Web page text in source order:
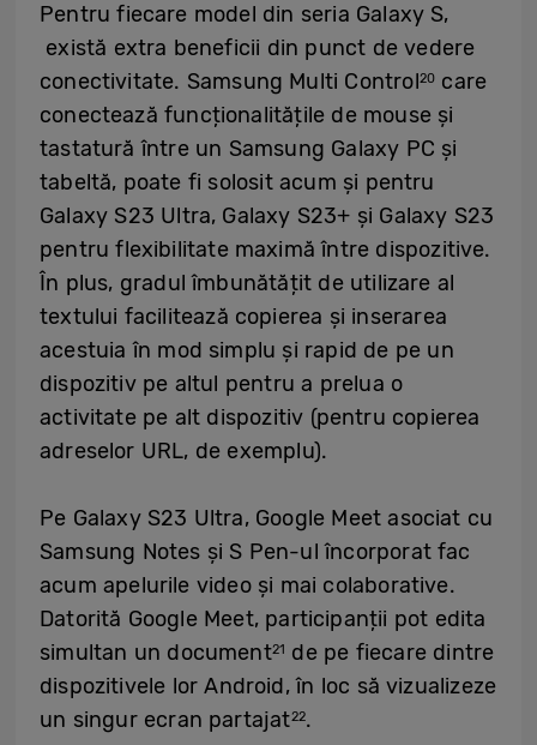
Pentru fiecare model din seria Galaxy S,
există extra beneficii din punct de vedere
conectivitate. Samsung Multi Control20 care
conectează funcționalitățile de mouse și
tastatură între un Samsung Galaxy PC și
tabeltă, poate fi solosit acum și pentru
Galaxy S23 Ultra, Galaxy S23+ și Galaxy S23
pentru flexibilitate maximă între dispozitive.
În plus, gradul îmbunătățit de utilizare al
textului facilitează copierea și inserarea
acestuia în mod simplu și rapid de pe un
dispozitiv pe altul pentru a prelua o
activitate pe alt dispozitiv (pentru copierea
adreselor URL, de exemplu).
Pe Galaxy S23 Ultra, Google Meet asociat cu
Samsung Notes și S Pen-ul încorporat fac
acum apelurile video și mai colaborative.
Datorită Google Meet, participanții pot edita
simultan un document21 de pe fiecare dintre
dispozitivele lor Android, în loc să vizualizeze
un singur ecran partajat22.